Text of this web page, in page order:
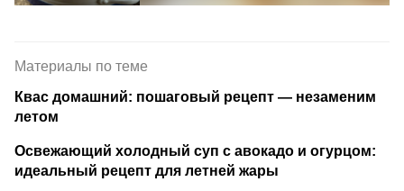
Материалы по теме
Квас домашний: пошаговый рецепт — незаменим
летом
Освежающий холодный суп с авокадо и огурцом:
идеальный рецепт для летней жары